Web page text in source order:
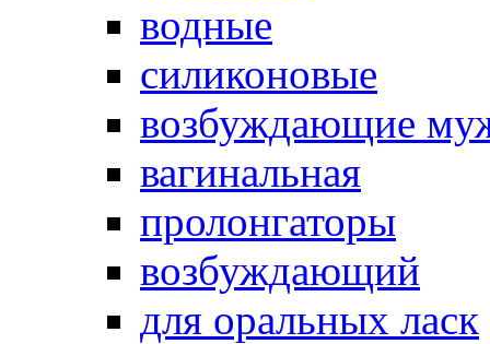
водные
силиконовые
возбуждающие
вагинальная
пролонгаторы
возбуждающий
для оральных ласк